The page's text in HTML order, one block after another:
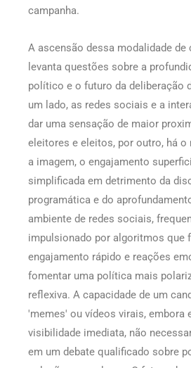
campanha.
A ascensão dessa modalidade de
levanta questões sobre a
político e o futuro da deliberação
um lado, as redes sociais e a
dar uma sensação de maior
eleitores e eleitos, por outro, há o
a imagem, o engajamento
simplificada em detrimento da
programática e do
ambiente de redes sociais,
impulsionado por algoritmos que
engajamento rápido e reações
fomentar uma política mais
reflexiva. A capacidade de um
'memes' ou vídeos virais, embora
visibilidade imediata, não
em um debate qualificado sobre